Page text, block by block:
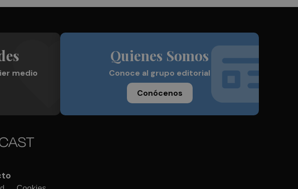
medio
Quienes Somos
Conoce al grupo editorial
Conócenos